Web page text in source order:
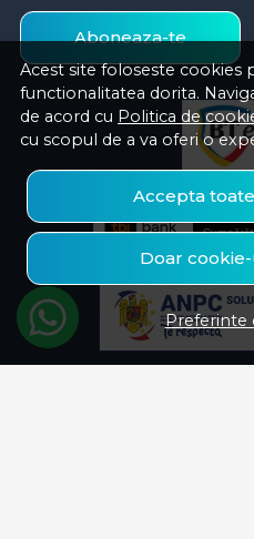
Acest site foloseste cookies
functionalitatea dorita.
de acord cu Politica de
cu scopul de a va oferi o
Accepta
Doar
Preferinte
Aboneaza-te